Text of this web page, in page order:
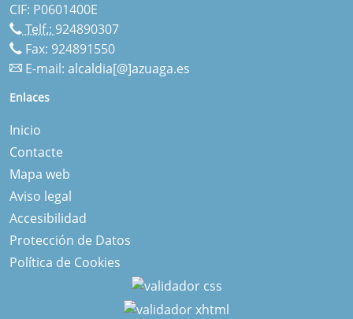
CIF: P0601400E
Telf.: 924890307
Fax: 924891550
E-mail: alcaldia[@]azuaga.es
Enlaces
Inicio
Contacte
Mapa web
Aviso legal
Accesibilidad
Protección de Datos
Política de Cookies